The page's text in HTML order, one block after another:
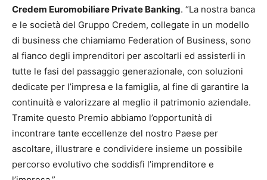
Credem Euromobiliare Private Banking. “La nostra banca
e le società del Gruppo Credem, collegate in un modello
di business che chiamiamo Federation of Business, sono
al fianco degli imprenditori per ascoltarli ed assisterli in
tutte le fasi del passaggio generazionale, con soluzioni
dedicate per l’impresa e la famiglia, al fine di garantire la
continuità e valorizzare al meglio il patrimonio aziendale.
Tramite questo Premio abbiamo l’opportunità di
incontrare tante eccellenze del nostro Paese per
ascoltare, illustrare e condividere insieme un possibile
percorso evolutivo che soddisfi l’imprenditore e